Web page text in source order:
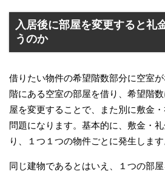
入居後に部屋を変更すると礼
うのか
借りたい物件の希望階数部分に空室
階にある空室の部屋を借り、希望階
屋を変更することで、また別に敷金
問題になります。基本的に、敷金・
り、１つ１つの物件ごとに発生します
同じ建物であるとはいえ、１つの部